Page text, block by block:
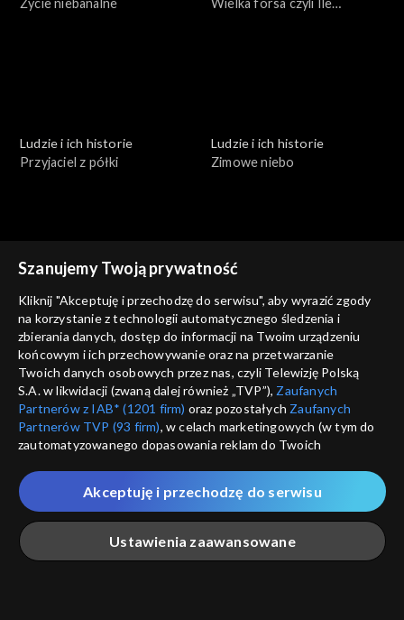
Życie niebanalne
Wielka forsa czyli Ile
Ludzie i ich historie
Przyjaciel z półki
Ludzie i ich historie
Zimowe niebo
Ludzie i ich historie
Gdy mowa polska znaczyła
przetrwanie
Ludzie i ich historie
Tajemnica willi „Bolko”
Pojanie
Szanujemy Twoją prywatność
Kliknij "Akceptuję i przechodzę do serwisu", aby wyrazić zgody
na korzystanie z technologii automatycznego śledzenia i
zbierania danych, dostęp do informacji na Twoim urządzeniu
końcowym i ich przechowywanie oraz na przetwarzanie
Twoich danych osobowych przez nas, czyli Telewizję Polską
S.A. w likwidacji (zwaną dalej również „TVP”), Zaufanych
Partnerów z IAB* (1201 firm) oraz pozostałych Zaufanych
Partnerów TVP (93 firm), w celach marketingowych (w tym do
zautomatyzowanego dopasowania reklam do Twoich
które wskazujemy poniżej, a także zgody na udostępnianie
przez nas identyfikatora PPID do Google.
Twoje dane osobowe zbierane podczas odwiedzania przez
Ciebie naszych
poszczególnych serwisówzwanych dalej
„Portalem”, w tym informacje zapisywane za pomocą
Ustawienia zaawansowane
Akceptuję i przechodzę do serwisu